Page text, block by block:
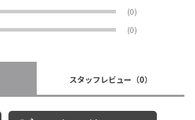
(0)
(0)
スタッフレビュー （0）